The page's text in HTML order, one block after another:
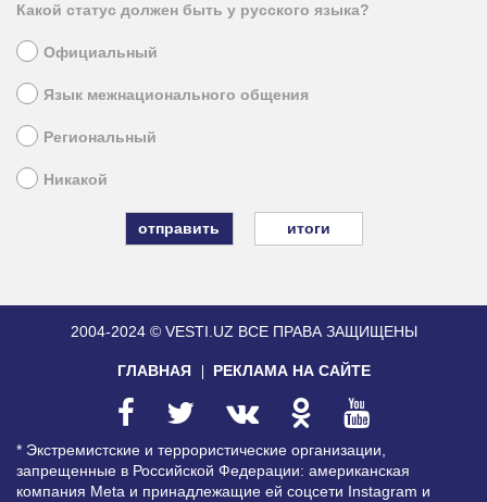
Какой статус должен быть у русского языка?
Официальный
Язык межнационального общения
Региональный
Никакой
итоги
2004-2024 © VESTI.UZ ВСЕ ПРАВА ЗАЩИЩЕНЫ
ГЛАВНАЯ РЕКЛАМА НА САЙТЕ
* Экстремистские и террористические организации,
запрещенные в Российской Федерации: американская
компания Meta и принадлежащие ей соцсети Instagram и